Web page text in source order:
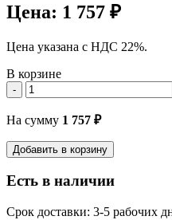
Цена: 1 757 ₽
Цена указана с НДС 22%.
В корзине
-
На сумму 1 757 ₽
Добавить в корзину
Есть в наличии
Срок доставки: 3-5 рабочих